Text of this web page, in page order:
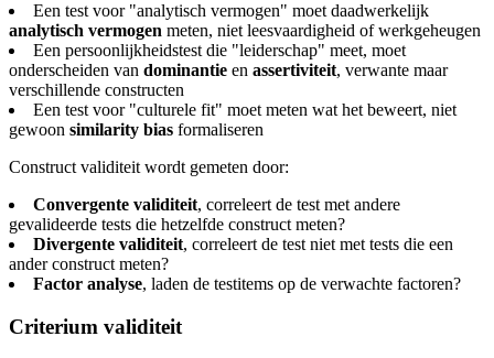
Een test voor "analytisch vermogen" moet daadwerkelijk
analytisch vermogen meten, niet leesvaardigheid of werkgeheugen
Een persoonlijkheidstest die "leiderschap" meet, moet
onderscheiden van dominantie en assertiviteit, verwante maar
verschillende constructen
Een test voor "culturele fit" moet meten wat het beweert, niet
gewoon similarity bias formaliseren
Construct validiteit wordt gemeten door:
Convergente validiteit, correleert de test met andere
gevalideerde tests die hetzelfde construct meten?
Divergente validiteit, correleert de test niet met tests die een
ander construct meten?
Factor analyse, laden de testitems op de verwachte factoren?
Criterium validiteit